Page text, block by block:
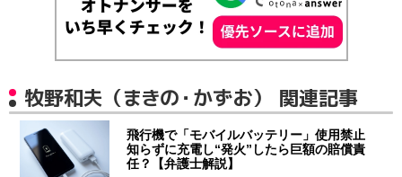
牧野和夫（まきの・かずお） 関連記事
飛行機で「モバイルバッテリー」使用禁止
知らずに充電し“発火”したら巨額の賠償責
任？【弁護士解説】